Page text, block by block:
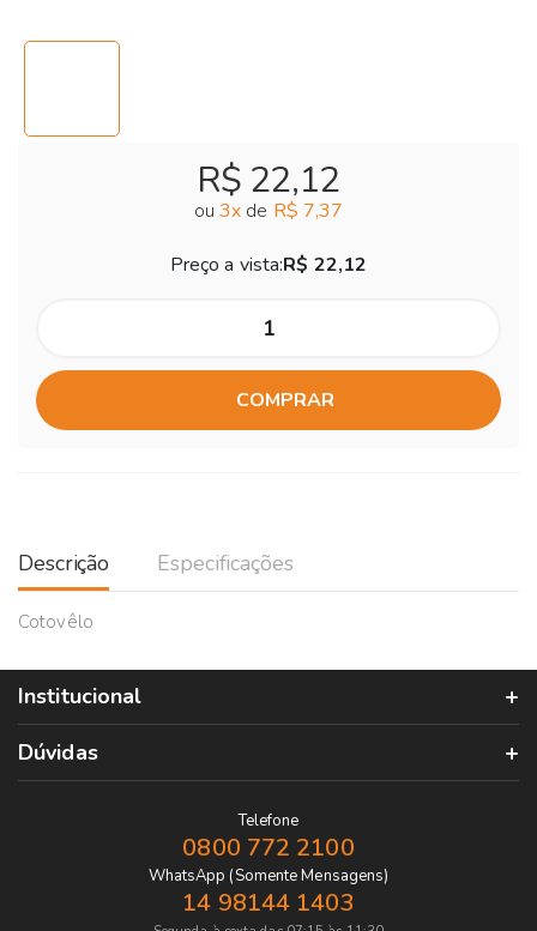
R$ 22,12
ou 3x de R$ 7,37
Preço a vista:R$ 22,12
COMPRAR
Descrição Especificações
Cotovêlo
Institucional
Dúvidas
Telefone
0800 772 2100
WhatsApp (Somente Mensagens)
14 98144 1403